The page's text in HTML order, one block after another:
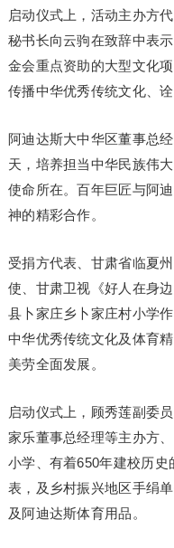
启动仪式上，活动主办方
秘书长向云驹在致辞中表
金会重点资助的大型文化
传播中华优秀传统文化、
阿迪达斯大中华区董事总
天，培养担当中华民族伟
使命所在。百年巨匠与阿
神的精彩合作。
受捐方代表、甘肃省临夏
使、甘肃卫视《好人在身
县卜家庄乡卜家庄村小学
中华优秀传统文化及体育
美劳全面发展。
启动仪式上，顾秀莲副委
家乐董事总经理等主办方
小学、有着650年建校历
表，及乡村振兴地区手绢
及阿迪达斯体育用品。